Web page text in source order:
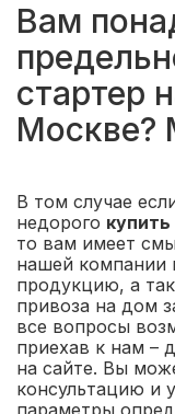
Вам
стартер
В том случае
недорого
то вам имеет
нашей компании
продукцию, а
привоза на дом
все вопросы
приехав к нам –
на сайте. Вы
консультацию и
параметры